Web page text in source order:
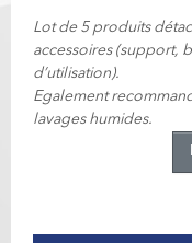
Lot de 5 produits
accessoires (support,
d’utilisation).
Egalement
lavages humides.